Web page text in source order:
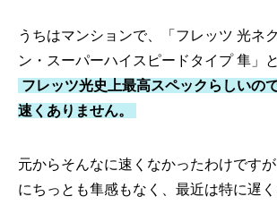
うちはマンションで、「フレッツ 光ネ
ン・スーパーハイスピードタイプ 隼」
フレッツ光史上最高スペックらしいの
速くありません。
元からそんなに速くなかったわけです
にちっとも隼感もなく、最近は特に遅